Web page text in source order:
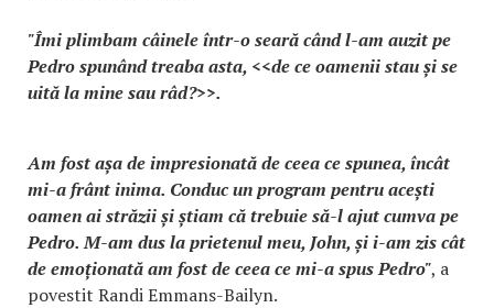
"Îmi plimbam câinele într-o seară când l-am auzit pe
Pedro spunând treaba asta, <<de ce oamenii stau și se
uită la mine sau râd?>>.
Am fost așa de impresionată de ceea ce spunea, încât
mi-a frânt inima. Conduc un program pentru acești
oamen ai străzii și știam că trebuie să-l ajut cumva pe
Pedro. M-am dus la prietenul meu, John, și i-am zis cât
de emoționată am fost de ceea ce mi-a spus Pedro", a
povestit Randi Emmans-Bailyn.